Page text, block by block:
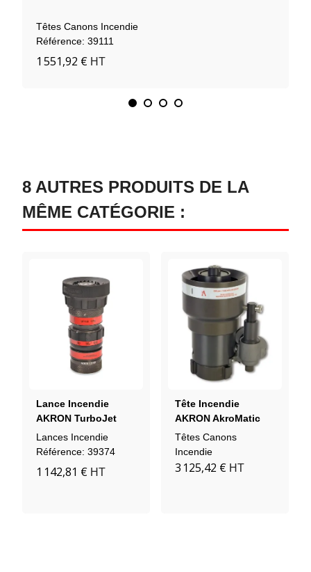
Têtes Canons Incendie
Référence: 39111
1 551,92 € HT
8 AUTRES PRODUITS DE LA
MÊME CATÉGORIE :
Lance Incendie
AKRON TurboJet
1766 (sans Poignée)
Lances Incendie
Référence: 39374
1 142,81 € HT
Tête Incendie
AKRON AkroMatic
5177 Master Stream
(avec Moteur)
Têtes Canons
Incendie
3 125,42 € HT